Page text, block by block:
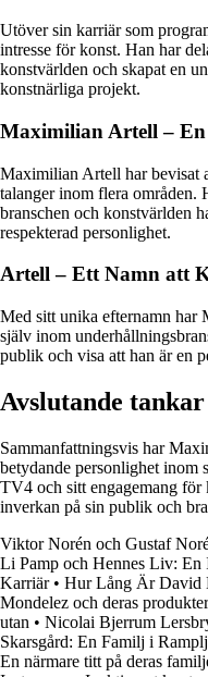
Utöver sin karriär som
intresse för konst. Han har
konstvärlden och skapat en
konstnärliga projekt.
Maximilian Artell –
Maximilian Artell har bevisat
talanger inom flera områden.
branschen och konstvärlden
respekterad personlighet.
Artell – Ett Namn att
Med sitt unika efternamn
själv inom
publik och visa att han är en
Avslutande
Sammanfattningsvis har
betydande personlighet inom
TV4 och sitt engagemang för
inverkan på sin publik och
Viktor Norén och Gustaf
Li Pamp och Hennes Liv:
Karriär• Hur Lång Är David
Mondelez och deras produkter
utan • Nicolai Bjerrum
Skarsgård: En Familj i
En närmare titt på deras